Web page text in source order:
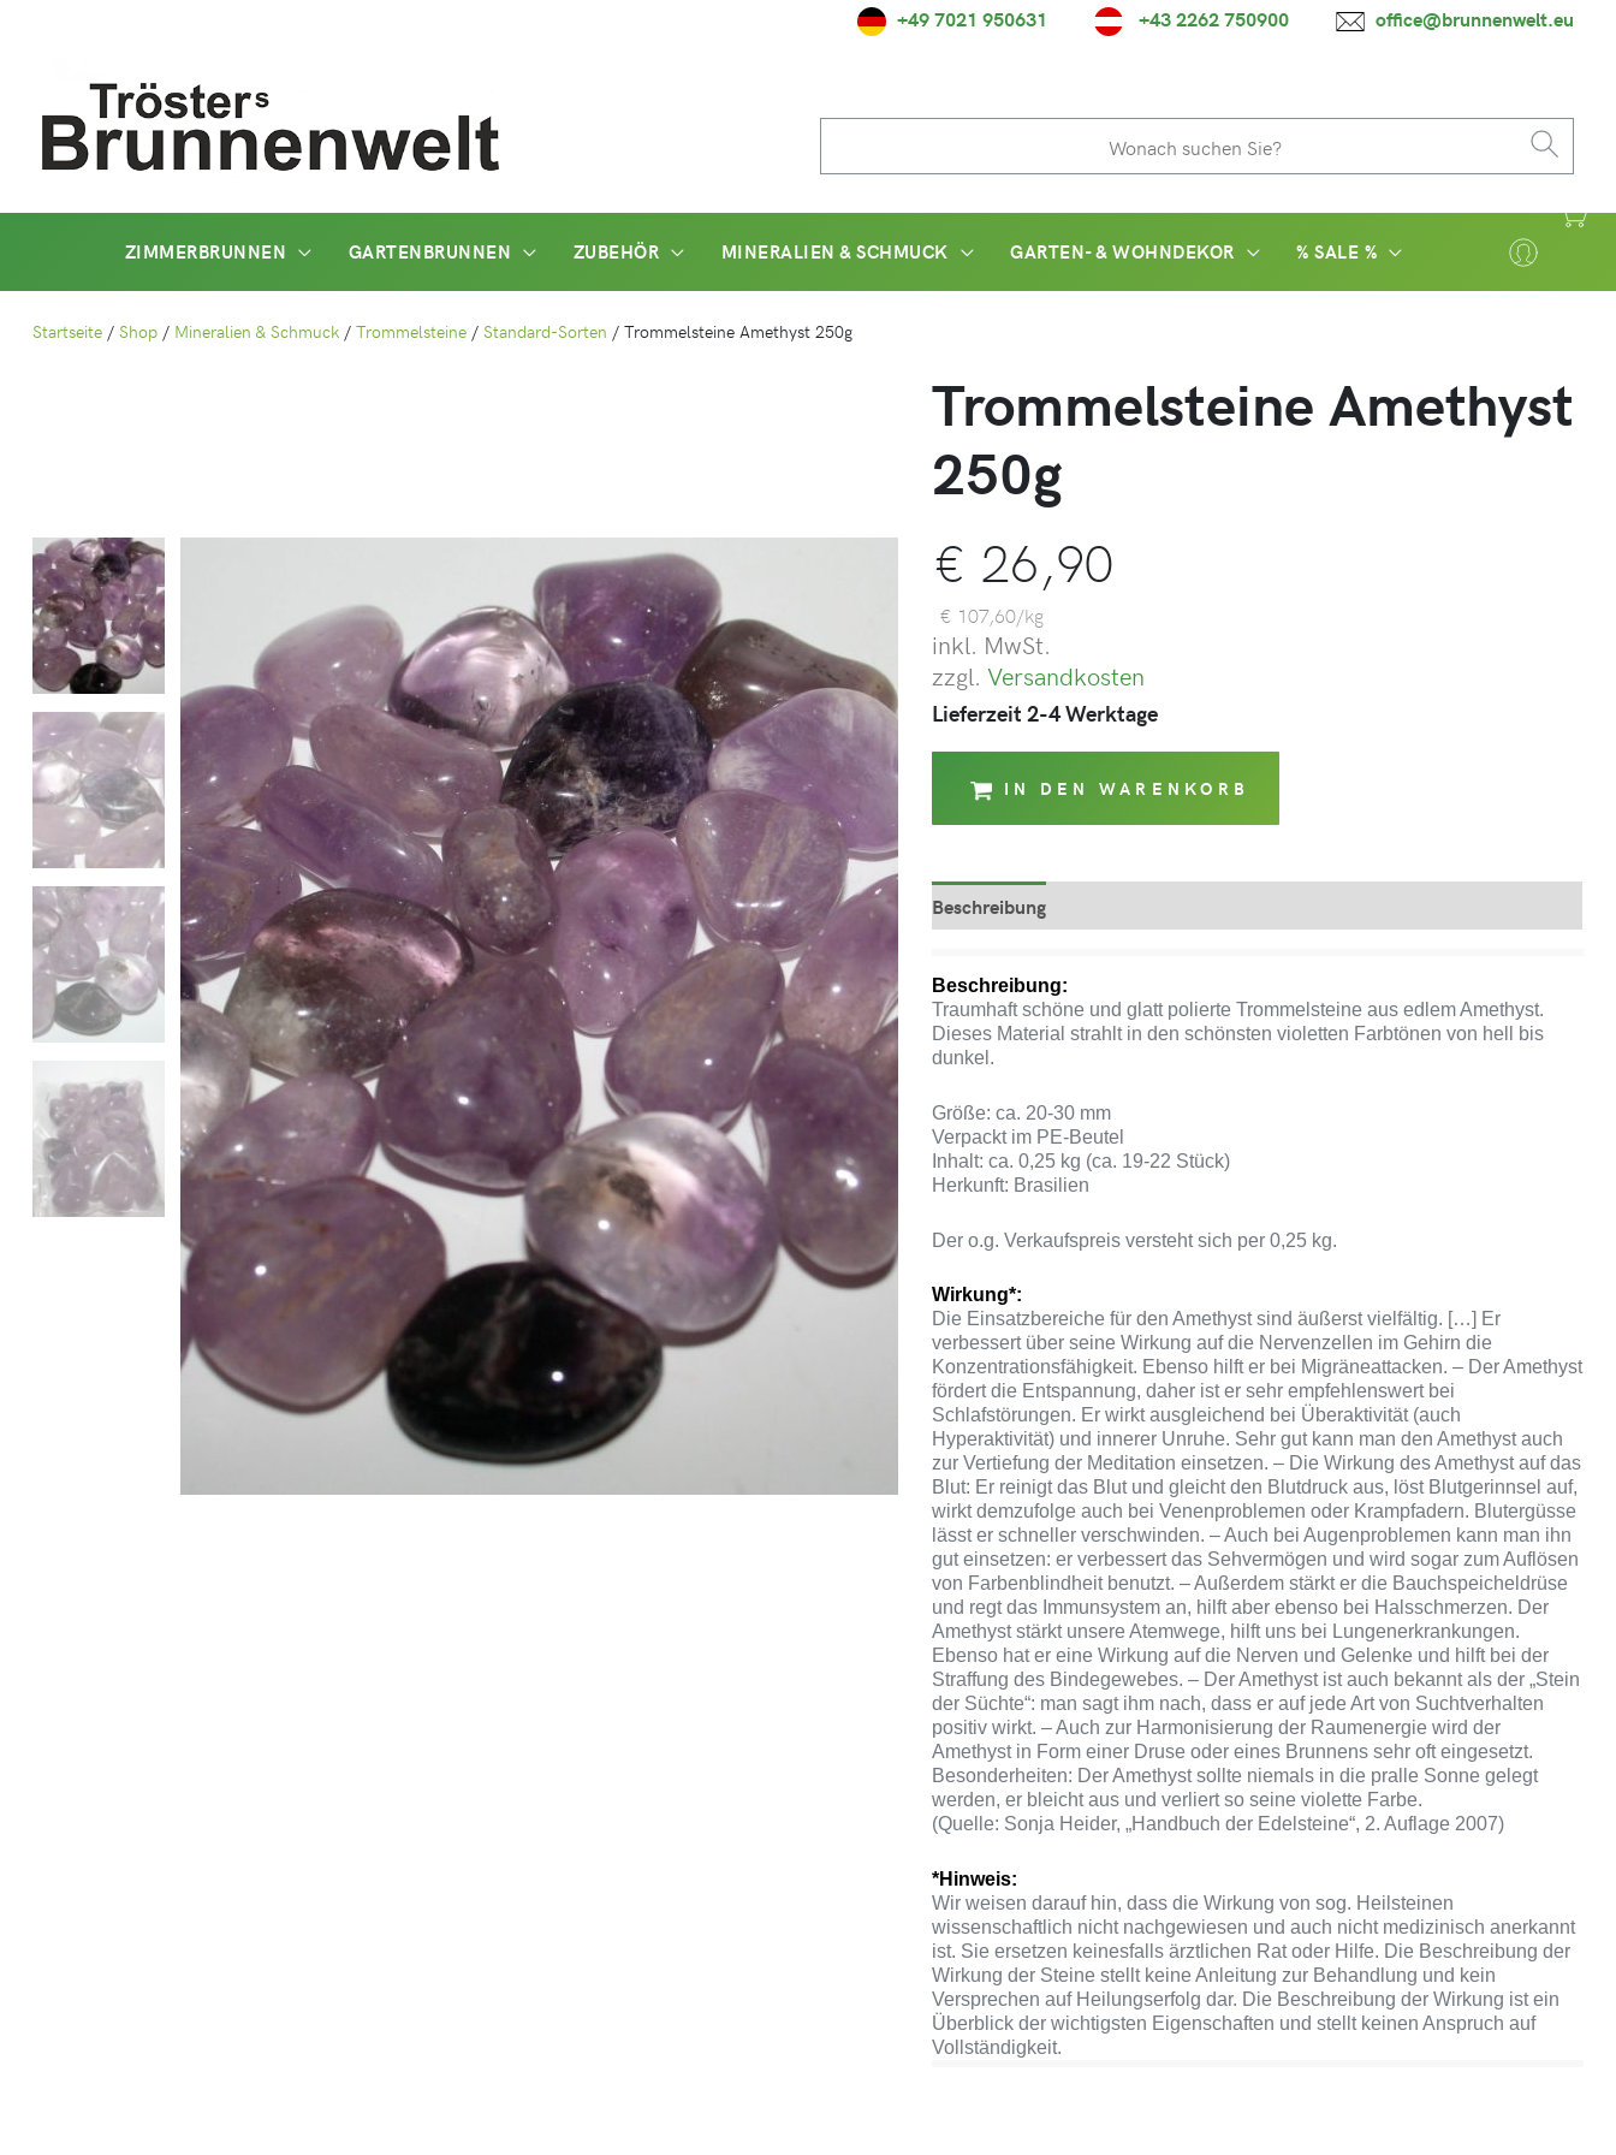
+49 7021 950631 +43 2262 750900 office@brunnenwelt.eu
ZIMMERBRUNNEN GARTENBRUNNEN ZUBEHÖR MINERALIEN & SCHMUCK GARTEN- & WOHNDEKOR % SALE %
Startseite / Shop / Mineralien & Schmuck / Trommelsteine / Standard-Sorten / Trommelsteine Amethyst 250g
Trommelsteine Amethyst
250g
€ 26,90
€ 107,60/kg
inkl. MwSt.
zzgl.Versandkosten
Lieferzeit 2-4 Werktage
IN DEN WARENKORB
Beschreibung
Beschreibung:
Traumhaft schöne und glatt polierte Trommelsteine aus edlem Amethyst.
Dieses Material strahlt in den schönsten violetten Farbtönen von hell bis
dunkel.
Größe: ca. 20-30 mm
Verpackt im PE-Beutel
Inhalt: ca. 0,25 kg (ca. 19-22 Stück)
Herkunft: Brasilien
Der o.g. Verkaufspreis versteht sich per 0,25 kg.
Wirkung*:
Die Einsatzbereiche für den Amethyst sind äußerst vielfältig. […] Er
verbessert über seine Wirkung auf die Nervenzellen im Gehirn die
Konzentrationsfähigkeit. Ebenso hilft er bei Migräneattacken. – Der Amethyst
fördert die Entspannung, daher ist er sehr empfehlenswert bei
Schlafstörungen. Er wirkt ausgleichend bei Überaktivität (auch
Hyperaktivität) und innerer Unruhe. Sehr gut kann man den Amethyst auch
zur Vertiefung der Meditation einsetzen. – Die Wirkung des Amethyst auf das
Blut: Er reinigt das Blut und gleicht den Blutdruck aus, löst Blutgerinnsel auf,
wirkt demzufolge auch bei Venenproblemen oder Krampfadern. Blutergüsse
lässt er schneller verschwinden. – Auch bei Augenproblemen kann man ihn
gut einsetzen: er verbessert das Sehvermögen und wird sogar zum Auflösen
von Farbenblindheit benutzt. – Außerdem stärkt er die Bauchspeicheldrüse
und regt das Immunsystem an, hilft aber ebenso bei Halsschmerzen. Der
Amethyst stärkt unsere Atemwege, hilft uns bei Lungenerkrankungen.
Ebenso hat er eine Wirkung auf die Nerven und Gelenke und hilft bei der
Straffung des Bindegewebes. – Der Amethyst ist auch bekannt als der „Stein
der Süchte“: man sagt ihm nach, dass er auf jede Art von Suchtverhalten
positiv wirkt. – Auch zur Harmonisierung der Raumenergie wird der
Amethyst in Form einer Druse oder eines Brunnens sehr oft eingesetzt.
Besonderheiten: Der Amethyst sollte niemals in die pralle Sonne gelegt
werden, er bleicht aus und verliert so seine violette Farbe.
(Quelle: Sonja Heider, „Handbuch der Edelsteine“, 2. Auflage 2007)
*Hinweis:
Wir weisen darauf hin, dass die Wirkung von sog. Heilsteinen
wissenschaftlich nicht nachgewiesen und auch nicht medizinisch anerkannt
ist. Sie ersetzen keinesfalls ärztlichen Rat oder Hilfe. Die Beschreibung der
Wirkung der Steine stellt keine Anleitung zur Behandlung und kein
Versprechen auf Heilungserfolg dar. Die Beschreibung der Wirkung ist ein
Überblick der wichtigsten Eigenschaften und stellt keinen Anspruch auf
Vollständigkeit.